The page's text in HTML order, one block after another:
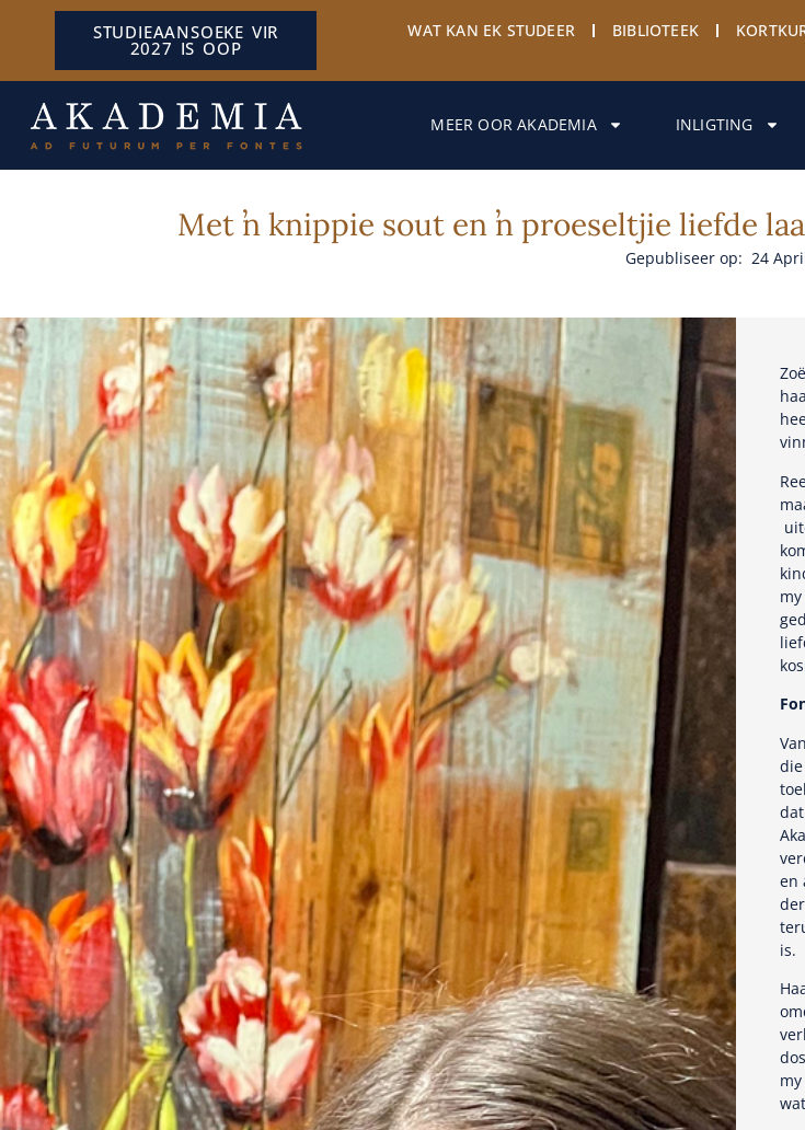
STUDIEAANSOEKE VIR
2027 IS OOP
WAT KAN EK STUDEER BIBLIOTEEK
MEER OOR AKADEMIA INLIGTING
Met ŉ knippie sout en ŉ proeseltjie liefde
Gepubliseer op: 24
en
is.